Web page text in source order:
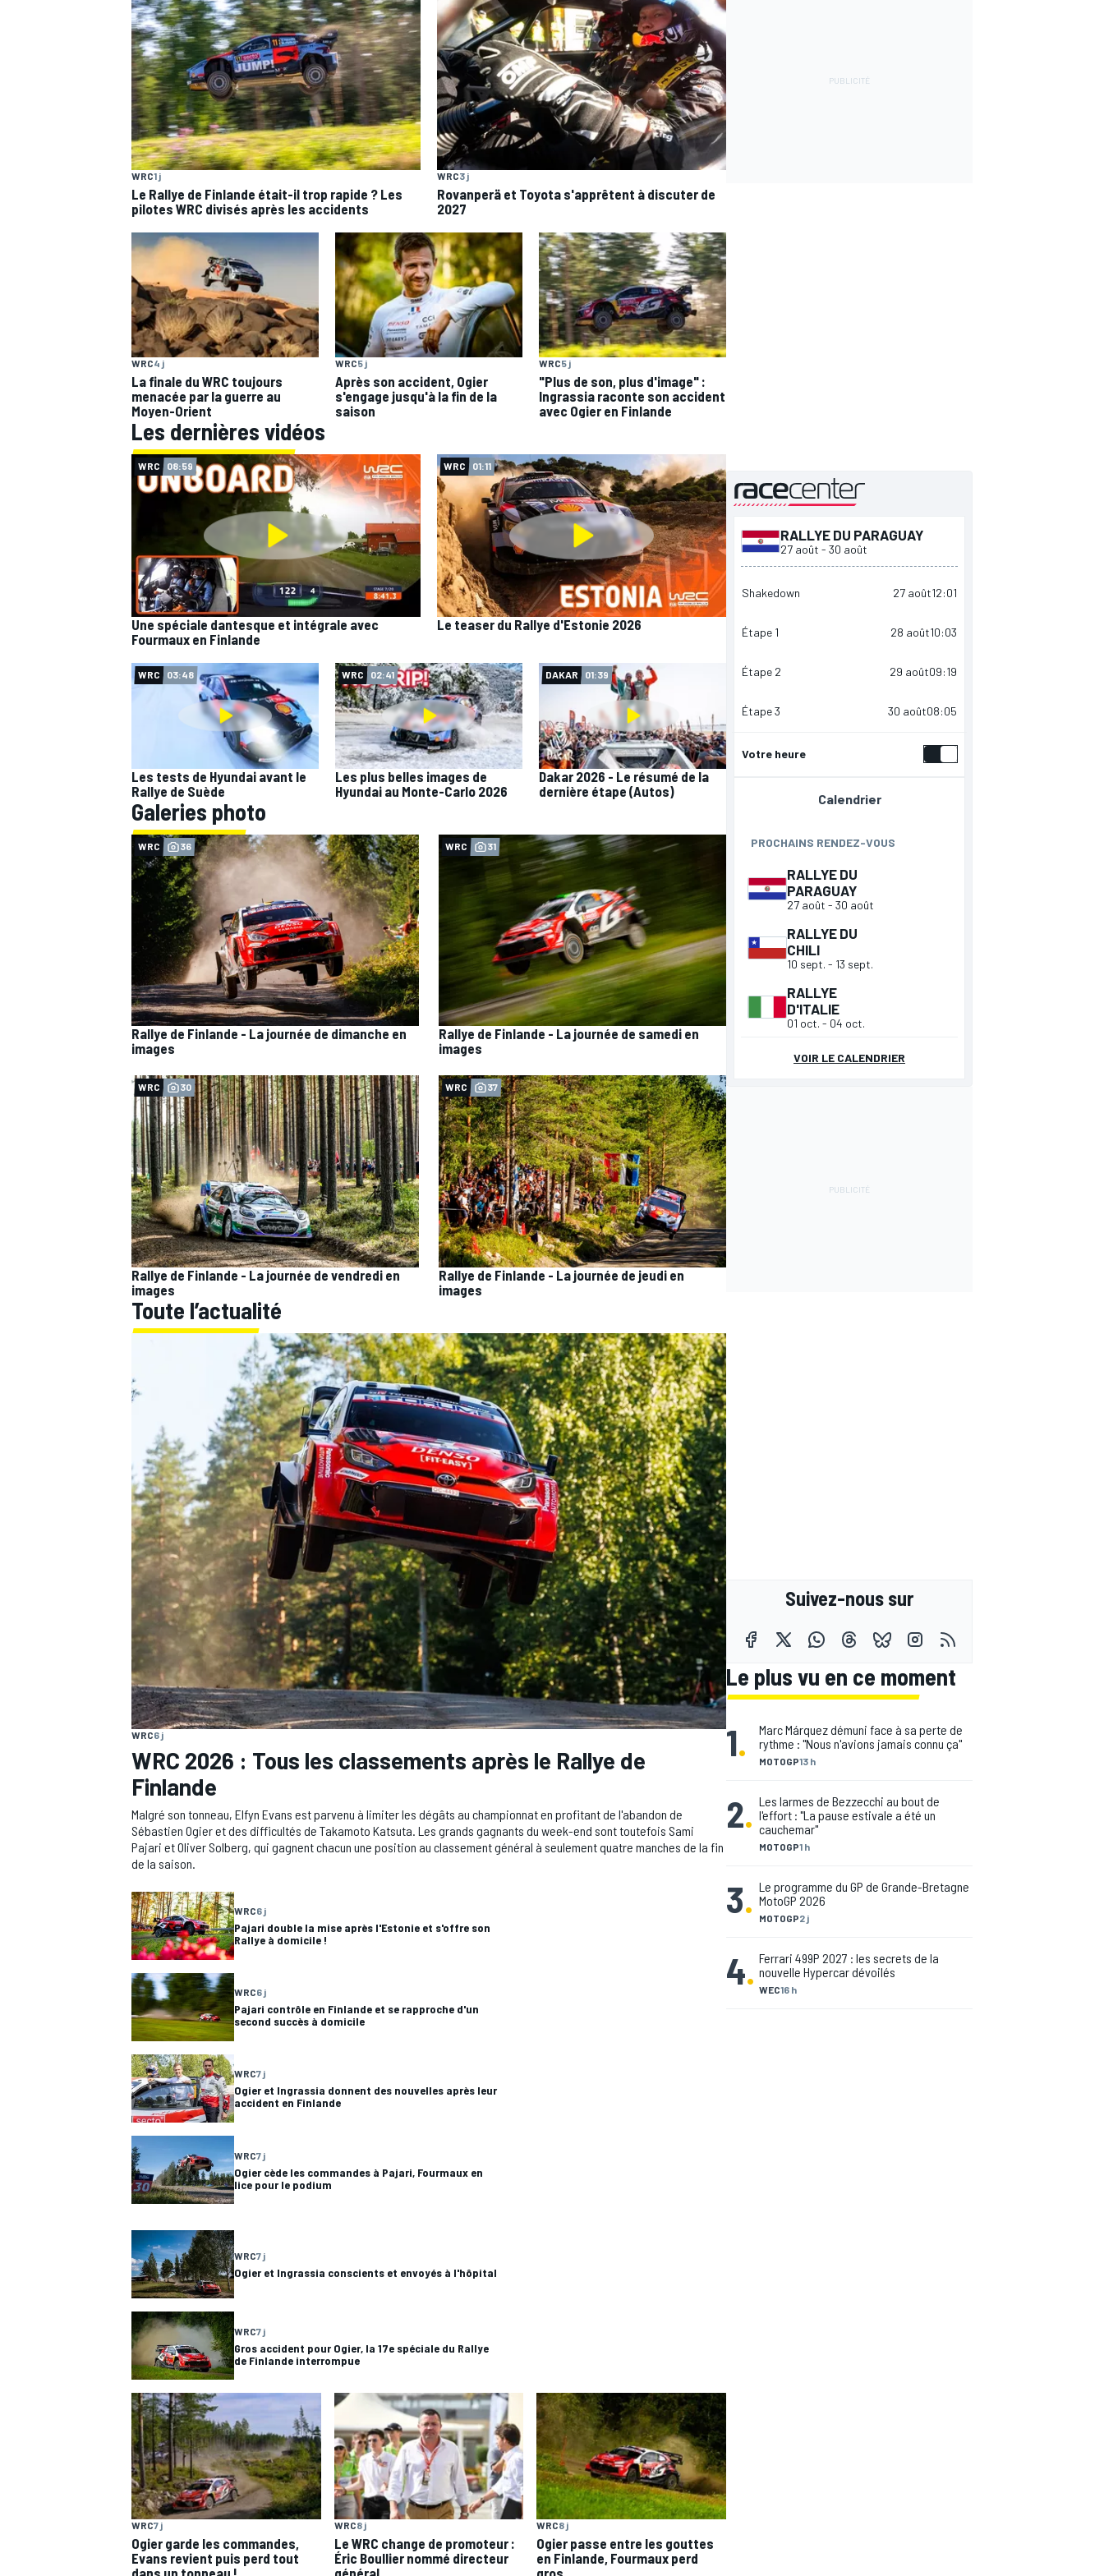
MOTOGP
WRC
WEC
AUTRES CHAMPIONNATS
WRC1 j
Le Rallye de Finlande était-il trop rapide ? Les
pilotes WRC divisés après les accidents
WRC3 j
Rovanperä et Toyota s'apprêtent à discuter de
2027
WRC4 j
La finale du WRC toujours
menacée par la guerre au
Moyen-Orient
WRC5 j
Après son accident, Ogier
s'engage jusqu'à la fin de la
saison
WRC5 j
"Plus de son, plus d'image" :
Ingrassia raconte son accident
avec Ogier en Finlande
Les dernières vidéos
WRC 08:59
Une spéciale dantesque et intégrale avec
Fourmaux en Finlande
WRC 01:11
Le teaser du Rallye d'Estonie 2026
WRC 03:48
Les tests de Hyundai avant le
Rallye de Suède
WRC 02:41
Les plus belles images de
Hyundai au Monte-Carlo 2026
DAKAR 01:39
Dakar 2026 - Le résumé de la
dernière étape (Autos)
Galeries photo
WRC 36
Rallye de Finlande - La journée de dimanche en
images
WRC 31
Rallye de Finlande - La journée de samedi en
images
WRC 30
Rallye de Finlande - La journée de vendredi en
images
WRC 37
Rallye de Finlande - La journée de jeudi en
images
Toute l’actualité
WRC6 j
WRC 2026 : Tous les classements après le Rallye de
Finlande
Malgré son tonneau, Elfyn Evans est parvenu à limiter les dégâts au championnat en profitant de l'abandon de
Sébastien Ogier et des difficultés de Takamoto Katsuta. Les grands gagnants du week-end sont toutefois Sami
Pajari et Oliver Solberg, qui gagnent chacun une position au classement général à seulement quatre manches de la fin
de la saison.
WRC6 j
Pajari double la mise après l'Estonie et s'offre son
Rallye à domicile !
WRC6 j
Pajari contrôle en Finlande et se rapproche d'un
second succès à domicile
WRC7 j
Ogier et Ingrassia donnent des nouvelles après leur
accident en Finlande
WRC7 j
Ogier cède les commandes à Pajari, Fourmaux en
lice pour le podium
WRC7 j
Ogier et Ingrassia conscients et envoyés à l'hôpital
WRC7 j
Gros accident pour Ogier, la 17e spéciale du Rallye
de Finlande interrompue
WRC7 j
Ogier garde les commandes,
Evans revient puis perd tout
dans un tonneau !
WRC8 j
Le WRC change de promoteur :
Éric Boullier nommé directeur
général
WRC8 j
Ogier passe entre les gouttes
en Finlande, Fourmaux perd
gros
RALLYE DU PARAGUAY
27 août - 30 août
Shakedown 27 août12:01
Étape 1 28 août10:03
Étape 2 29 août09:19
Étape 3 30 août08:05
Votre heure
Calendrier
PROCHAINS RENDEZ-VOUS
RALLYE DU
PARAGUAY
27 août - 30 août
RALLYE DU
CHILI
10 sept. - 13 sept.
RALLYE
D'ITALIE
01 oct. - 04 oct.
VOIR LE CALENDRIER
Le plus vu en ce moment
1. MOTOGP13 h
Marc Márquez démuni face à sa perte de
rythme : "Nous n'avions jamais connu ça"
2.
MOTOGP1 h
Les larmes de Bezzecchi au bout de
l'effort : "La pause estivale a été un
cauchemar"
3. MOTOGP2 j
Le programme du GP de Grande-Bretagne
MotoGP 2026
4. WEC16 h
Ferrari 499P 2027 : les secrets de la
nouvelle Hypercar dévoilés
Suivez-nous sur